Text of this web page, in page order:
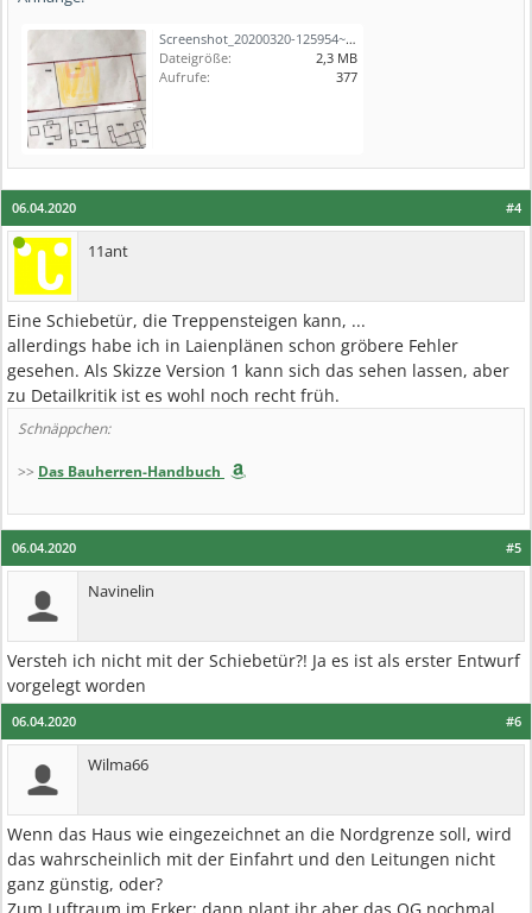
Screenshot_20200320-125954~2.png
Dateigröße:
2,3 MB
Aufrufe:
377
#4
06.04.2020
11ant
Eine Schiebetür, die Treppensteigen kann, ...
allerdings habe ich in Laienplänen schon gröbere Fehler
gesehen. Als Skizze Version 1 kann sich das sehen lassen, aber
zu Detailkritik ist es wohl noch recht früh.
Schnäppchen:
>> Das Bauherren-Handbuch
#5
06.04.2020
Navinelin
Versteh ich nicht mit der Schiebetür?! Ja es ist als erster Entwurf
vorgelegt worden
#6
06.04.2020
Wilma66
Wenn das Haus wie eingezeichnet an die Nordgrenze soll, wird
das wahrscheinlich mit der Einfahrt und den Leitungen nicht
ganz günstig, oder?